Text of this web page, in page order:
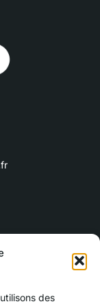
des